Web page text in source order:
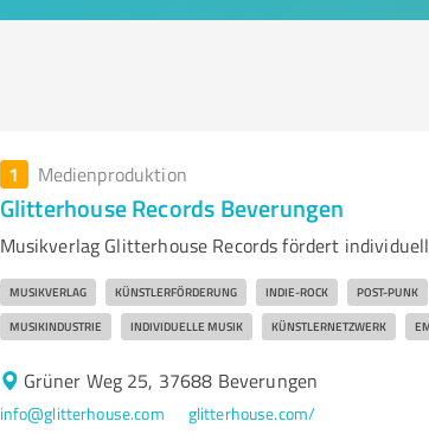
1 Medienproduktion
Glitterhouse Records Beverungen
Musikverlag Glitterhouse Records fördert
MUSIKVERLAG KÜNSTLERFÖRDERUNG INDIE-ROCK POST-PUNK
MUSIKINDUSTRIE INDIVIDUELLE MUSIK KÜNSTLERNETZWERK
Grüner Weg 25, 37688 Beverungen
info@glitterhouse.com glitterhouse.com/